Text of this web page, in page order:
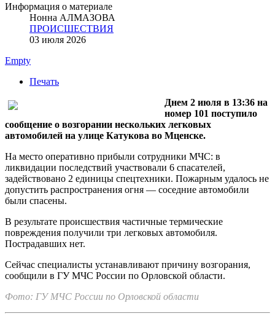
Информация о материале
Нонна АЛМАЗОВА
ПРОИСШЕСТВИЯ
03 июля 2026
Empty
Печать
Днем 2 июля в 13:36 на
номер 101 поступило
сообщение о возгорании нескольких легковых
автомобилей на улице Катукова во Мценске.
На место оперативно прибыли сотрудники МЧС: в
ликвидации последствий участвовали 6 спасателей,
задействовано 2 единицы спецтехники. Пожарным удалось не
допустить распространения огня — соседние автомобили
были спасены.
В результате происшествия частичные термические
повреждения получили три легковых автомобиля.
Пострадавших нет.
Сейчас специалисты устанавливают причину возгорания,
сообщили в ГУ МЧС России по Орловской области.
Фото: ГУ МЧС России по Орловской области